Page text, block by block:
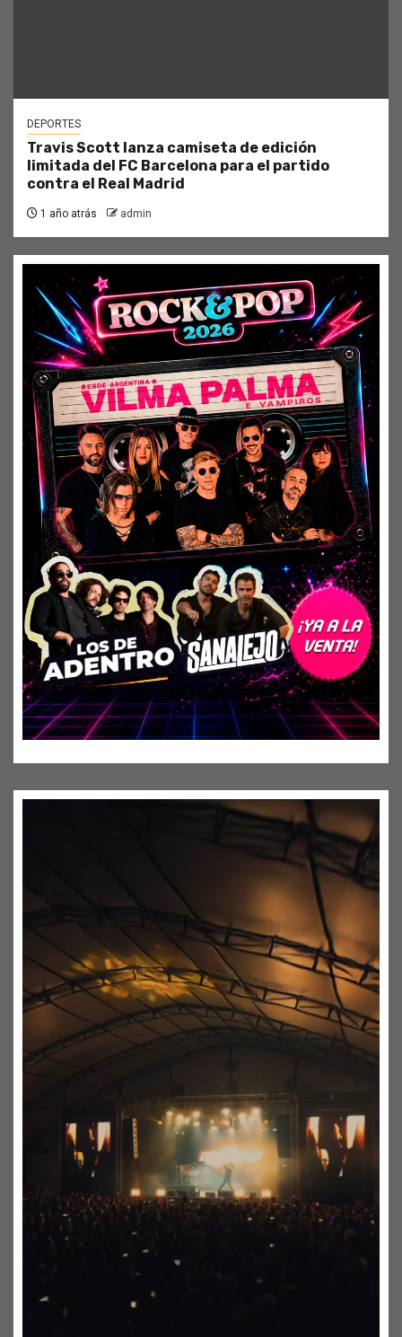
DEPORTES
Travis Scott lanza camiseta de edición
limitada del FC Barcelona para el partido
contra el Real Madrid
1 año atrás admin